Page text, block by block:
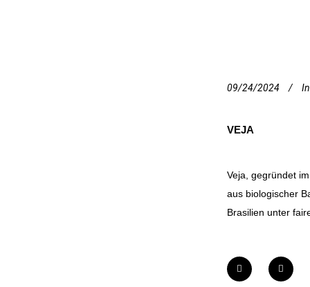
09/24/2024 In
VEJA
Veja, gegründet
aus biologischer
Brasilien unter